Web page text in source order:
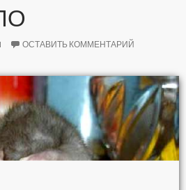
ОСТАВИТЬ КОММЕНТАРИЙ